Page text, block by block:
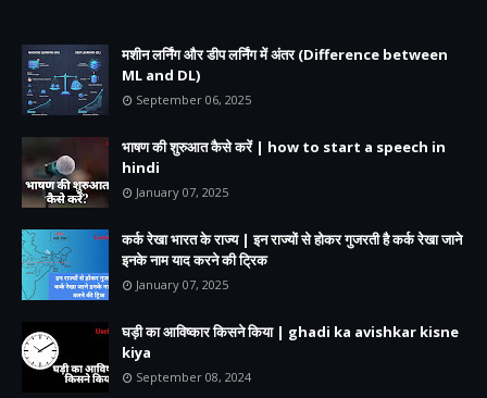
मशीन लर्निंग और डीप लर्निंग में अंतर (Difference between
ML and DL)
September 06, 2025
भाषण की शुरुआत कैसे करें | how to start a speech in
hindi
January 07, 2025
कर्क रेखा भारत के राज्य | इन राज्यों से होकर गुजरती है कर्क रेखा जाने
इनके नाम याद करने की ट्रिक
January 07, 2025
घड़ी का आविष्कार किसने किया | ghadi ka avishkar kisne
kiya
September 08, 2024